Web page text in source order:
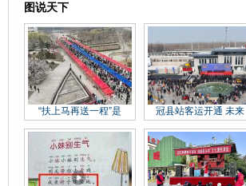
图说天下
“扶上马再送一程”是 冠县站客运开通 未来